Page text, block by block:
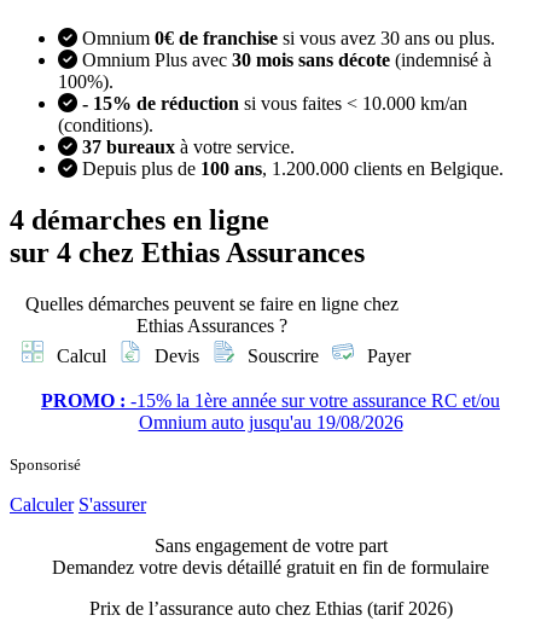
Omnium 0€ de franchise si vous avez 30 ans ou plus.
Omnium Plus avec 30 mois sans décote (indemnisé à
100%).
- 15% de réduction si vous faites < 10.000 km/an
(conditions).
37 bureaux à votre service.
Depuis plus de 100 ans, 1.200.000 clients en Belgique.
4 démarches en ligne
sur 4 chez Ethias Assurances
Quelles démarches peuvent se faire en ligne chez
Ethias Assurances ?
Calcul
Devis Souscrire Payer
PROMO : -15% la 1ère année sur votre assurance RC et/ou
Omnium auto jusqu'au 19/08/2026
Sponsorisé
Calculer S'assurer
Sans engagement de votre part
Demandez votre devis détaillé gratuit en fin de formulaire
Prix de l’assurance auto chez Ethias (tarif 2026)